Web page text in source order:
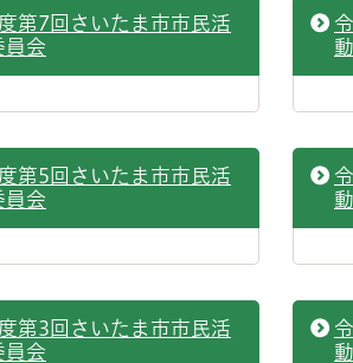
第7回さいたま市市民活
員会
第5回さいたま市市民活
員会
第3回さいたま市市民活
員会